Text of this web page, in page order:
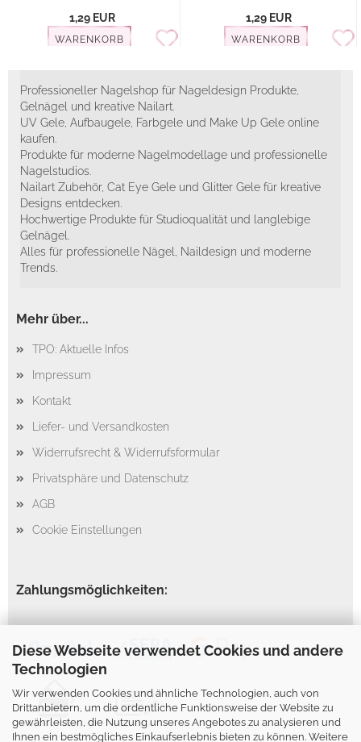
Diese Webseite verwendet Cookies und andere
Technologien
Wir verwenden Cookies und ähnliche Technologien, auch von
Drittanbietern, um die ordentliche Funktionsweise der Website zu
gewährleisten, die Nutzung unseres Angebotes zu analysieren und
Ihnen ein bestmögliches Einkaufserlebnis bieten zu können. Weitere
1,29 EUR
WARENKORB
1,29 EUR
WARENKORB
Professioneller Nagelshop für Nageldesign Produkte,
Gelnägel und kreative Nailart.
UV Gele, Aufbaugele, Farbgele und Make Up Gele online
kaufen.
Produkte für moderne Nagelmodellage und professionelle
Nagelstudios.
Nailart Zubehör, Cat Eye Gele und Glitter Gele für kreative
Designs entdecken.
Hochwertige Produkte für Studioqualität und langlebige
Gelnägel.
Alles für professionelle Nägel, Naildesign und moderne
Trends.
Mehr über...
TPO: Aktuelle Infos
Impressum
Kontakt
Liefer- und Versandkosten
Widerrufsrecht & Widerrufsformular
Privatsphäre und Datenschutz
AGB
Cookie Einstellungen
Zahlungsmöglichkeiten: